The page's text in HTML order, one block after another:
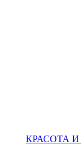
КРАСОТА И